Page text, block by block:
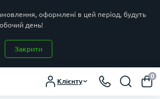
оформлені в цей період, будуть
день!
Закрити
Клієнту
0